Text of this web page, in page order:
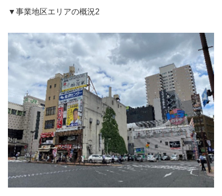
▼事業地区エリアの概況2